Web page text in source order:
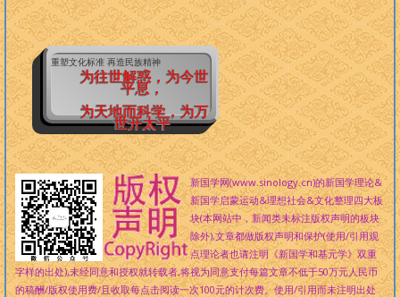
重塑文化标准 再造民族精神
为往世解惑，为今世
平息，
为天地而科学，为万
世开太平
新国学网(www.sinology.cn)的新国学理论&
新国学启蒙运动&理想社会&文化整理四大板
块(本网站中，新闻类未标注版权声明的板块
除外),文章都做版权声明和保护(使用/引用观
点理论者也请注明《新国学和基元学》双重
字样的出处),未经同意和授权就转载者,将视为同意支付每篇文章不低于50万元人民币
的稿酬/版权使用费/且收取每点击阅读一次100元的计次费。使用/引用而未注明出处